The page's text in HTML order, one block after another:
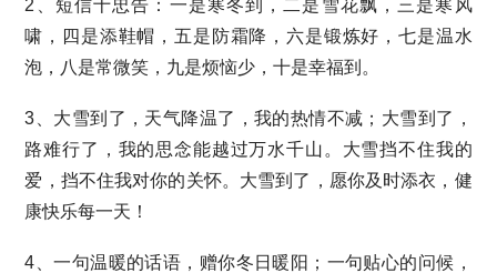
2、短信十忠告：一是寒冬到，二是雪花飘，三是寒风
啸，四是添鞋帽，五是防霜降，六是锻炼好，七是温水
泡，八是常微笑，九是烦恼少，十是幸福到。
3、大雪到了，天气降温了，我的热情不减；大雪到了，
路难行了，我的思念能越过万水千山。大雪挡不住我的
爱，挡不住我对你的关怀。大雪到了，愿你及时添衣，健
康快乐每一天！
4、一句温暖的话语，赠你冬日暖阳；一句贴心的问候，